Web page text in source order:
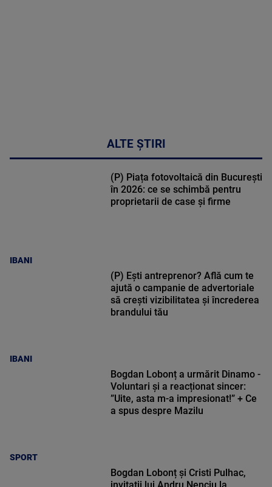
ALTE ȘTIRI
IBANI
(P) Piața fotovoltaică din București
în 2026: ce se schimbă pentru
proprietarii de case și firme
IBANI
(P) Ești antreprenor? Află cum te
ajută o campanie de advertoriale
să crești vizibilitatea și încrederea
brandului tău
SPORT
Bogdan Lobonț a urmărit Dinamo -
Voluntari și a reacționat sincer:
”Uite, asta m-a impresionat!” + Ce
a spus despre Mazilu
Bogdan Lobonț și Cristi Pulhac,